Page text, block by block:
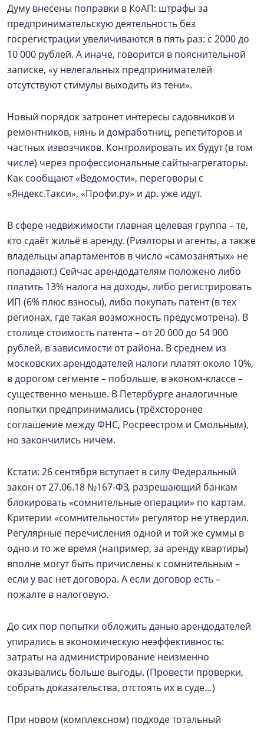
Думу внесены поправки в КоАП: штрафы за
предпринимательскую деятельность без
госрегистрации увеличиваются в пять раз: с 2000 до
10 000 рублей. А иначе, говорится в пояснительной
записке, «у нелегальных предпринимателей
отсутствуют стимулы выходить из тени».
Новый порядок затронет интересы садовников и
ремонтников, нянь и домработниц, репетиторов и
частных извозчиков. Контролировать их будут (в том
числе) через профессиональные сайты-агрегаторы.
Как сообщают «Ведомости», переговоры с
«Яндекс.Такси», «Профи.ру» и др. уже идут.
В сфере недвижимости главная целевая группа – те,
кто сдаёт жильё в аренду. (Риэлторы и агенты, а также
владельцы апартаментов в число «самозанятых» не
попадают.) Сейчас арендодателям положено либо
платить 13% налога на доходы, либо регистрировать
ИП (6% плюс взносы), либо покупать патент (в тех
регионах, где такая возможность предусмотрена). В
столице стоимость патента – от 20 000 до 54 000
рублей, в зависимости от района. В среднем из
московских арендодателей налоги платят около 10%,
в дорогом сегменте – побольше, в эконом-классе –
существенно меньше. В Петербурге аналогичные
попытки предпринимались (трёхсторонее
соглашение между ФНС, Росреестром и Смольным),
но закончились ничем.
Кстати: 26 сентября вступает в силу Федеральный
закон от 27.06.18 №167-ФЗ, разрешающий банкам
блокировать «сомнительные операции» по картам.
Критерии «сомнительности» регулятор не утвердил.
Регулярные перечисления одной и той же суммы в
одно и то же время (например, за аренду квартиры)
вполне могут быть причислены к сомнительным –
если у вас нет договора. А если договор есть –
пожалте в налоговую.
До сих пор попытки обложить данью арендодателей
упирались в экономическую неэффективность:
затраты на администрирование неизменно
оказывались больше выгоды. (Провести проверки,
собрать доказательства, отстоять их в суде…)
При новом (комплексном) подходе тотальный